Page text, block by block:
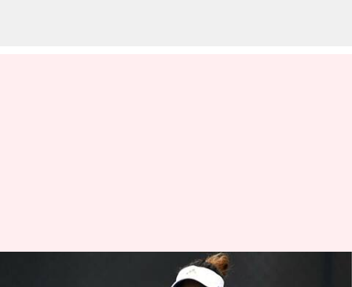
ఆస్ట్రేలియా ఓపెన్ ఫైనల్స్‌లో సానియా